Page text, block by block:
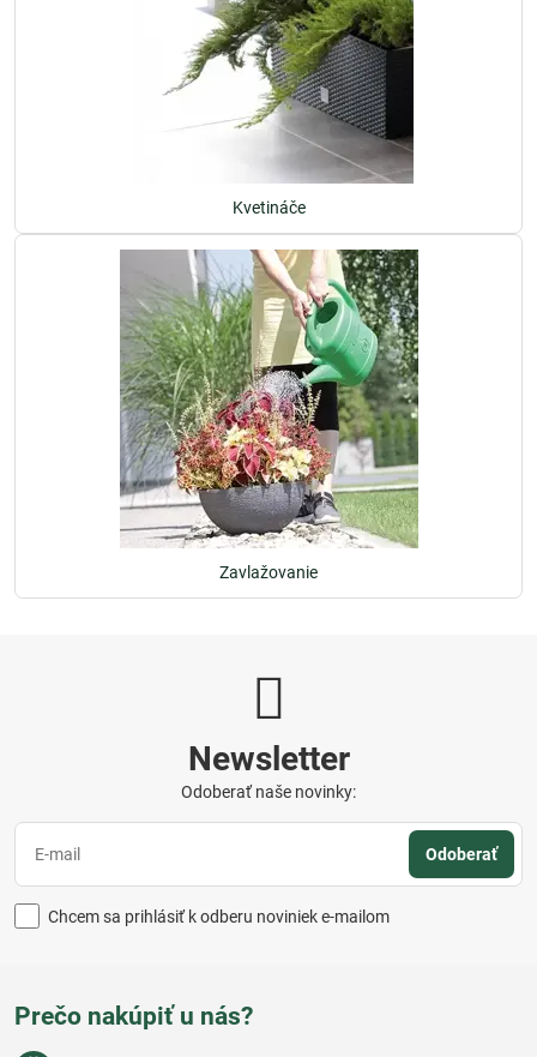
Kvetináče
Zavlažovanie
Newsletter
Odoberať naše novinky:
Odoberať
Chcem sa prihlásiť k odberu noviniek e-mailom
Prečo nakúpiť u nás?